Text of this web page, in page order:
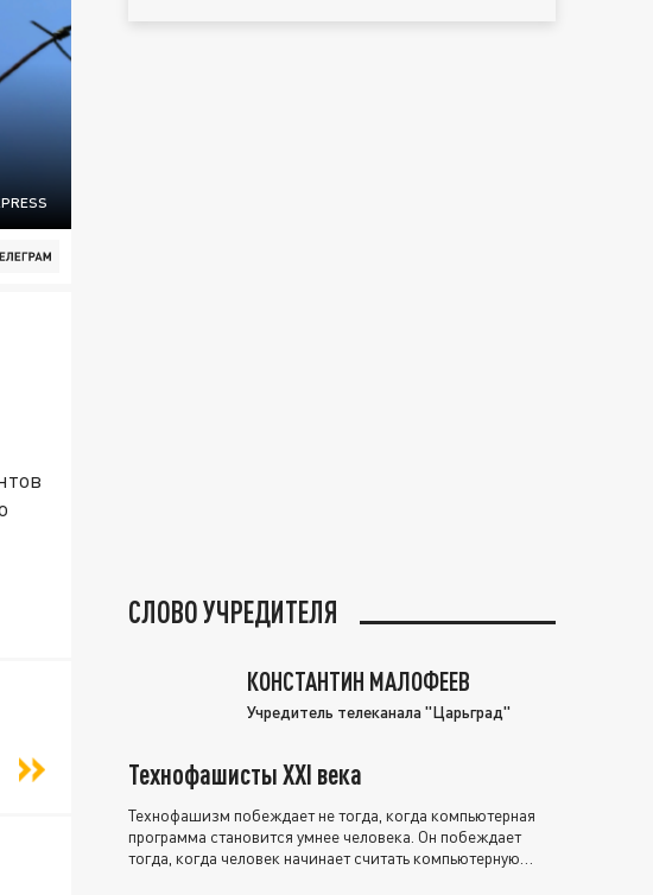
СЛОВО УЧРЕДИТЕЛЯ
КОНСТАНТИН МАЛОФЕЕВ
Учредитель телеканала "Царьград"
Технофашисты XXI века
Технофашизм побеждает не тогда, когда компьютерная
программа становится умнее человека. Он побеждает
тогда, когда человек начинает считать компьютерную